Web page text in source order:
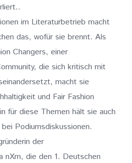
im Literaturbetrieb macht
das, wofür sie brennt. Als
Changers, einer
die sich kritisch mit
macht sie
und Fair Fashion
für diese Themen hält sie auch
Podiumsdiskussionen.
der
nXm, die den 1. Deutschen